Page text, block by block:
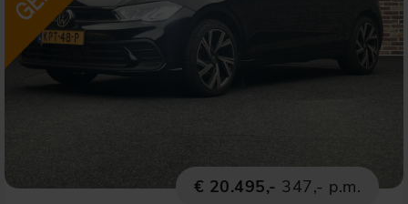
€ 20.495,- 347,- p.m.